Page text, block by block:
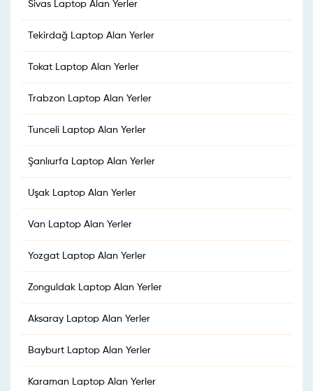
Sivas Laptop Alan Yerler
Tekirdağ Laptop Alan Yerler
Tokat Laptop Alan Yerler
Trabzon Laptop Alan Yerler
Tunceli Laptop Alan Yerler
Şanlıurfa Laptop Alan Yerler
Uşak Laptop Alan Yerler
Van Laptop Alan Yerler
Yozgat Laptop Alan Yerler
Zonguldak Laptop Alan Yerler
Aksaray Laptop Alan Yerler
Bayburt Laptop Alan Yerler
Karaman Laptop Alan Yerler